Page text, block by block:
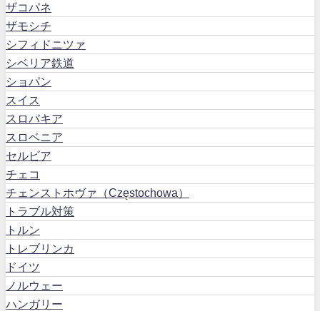
ザコパネ
ザモシチ
シフィドニツァ
シベリア鉄道
ショパン
スイス
スロバキア
スロベニア
セルビア
チェコ
チェンストホヴァ（Częstochowa）
トラブル対策
トルン
トレブリンカ
ドイツ
ノルウェー
ハンガリー